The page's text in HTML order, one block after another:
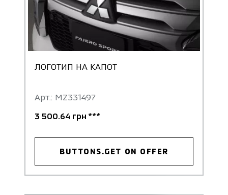
ЛОГОТИП НА КАПОТ
Арт.: MZ331497
3 500.64 грн ***
BUTTONS.GET ON OFFER